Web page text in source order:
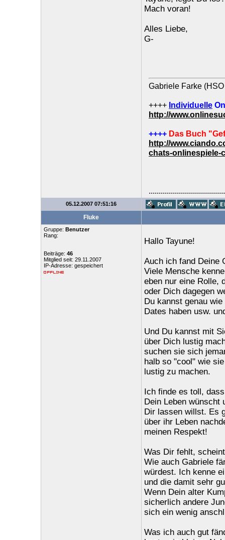
Mach voran!
Alles Liebe,
G-
Gabriele Farke (HSO
++++ Individuelle
http://
++++ Das Buch
http://
chats-onlinespiele-
05.12.2007 07:51:16
Fluke
Gruppe: Benutzer
Rang:
Beiträge: 46
Mitglied seit: 29.11.2007
IP-Adresse: gespeichert
Hallo Tayune!
Auch ich fand Deine
Viele Mensche
eben nur eine Rolle,
oder Dich dagegen
Du kannst genau
Dates haben usw.
Und Du kannst mit
über Dich lustig
suchen sie sich
halb so "cool" wie
lustig zu machen.
Ich finde es toll,
Dein Leben wünscht
Dir lassen willst. Es
über ihr Leben
meinen Respekt!
Was Dir fehlt,
Wie auch Gabriele
würdest. Ich kenne
und die damit sehr
Wenn Dein alter
sicherlich andere
sich ein wenig
Was ich auch gut